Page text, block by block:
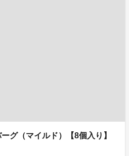
グ（マイルド）【8個入り】